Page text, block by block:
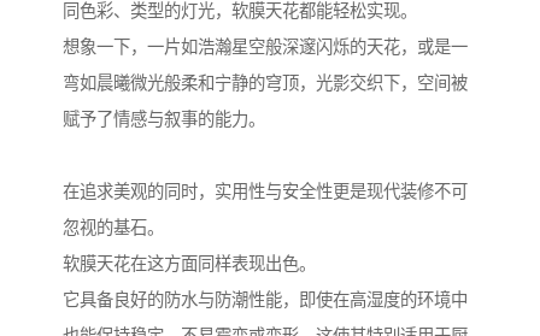
同色彩、类型的灯光，软膜天花都能轻松实现。
想象一下，一片如浩瀚星空般深邃闪烁的天花，或是一
弯如晨曦微光般柔和宁静的穹顶，光影交织下，空间被
赋予了情感与叙事的能力。
在追求美观的同时，实用性与安全性更是现代装修不可
忽视的基石。
软膜天花在这方面同样表现出色。
它具备良好的防水与防潮性能，即使在高湿度的环境中